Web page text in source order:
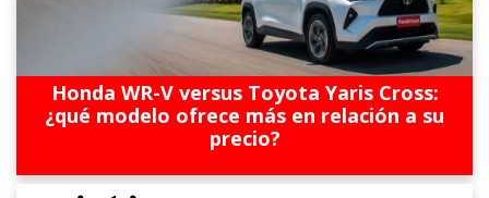
Honda WR-V versus Toyota Yaris Cross:
¿qué modelo ofrece más en relación a su
precio?